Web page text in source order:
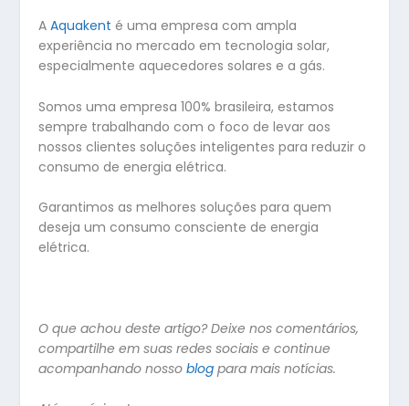
AAquakent é uma empresa com ampla
experiência no mercado em tecnologia solar,
especialmente aquecedores solares e a gás.
Somos uma empresa 100% brasileira, estamos
sempre trabalhando com o foco de levar aos
nossos clientes soluções inteligentes para reduzir o
consumo de energia elétrica.
Garantimos as melhores soluções para quem
deseja um consumo consciente de energia
elétrica.
O que achou deste artigo? Deixe nos comentários,
compartilhe em suas redes sociais e continue
acompanhando nosso blog para mais notícias.